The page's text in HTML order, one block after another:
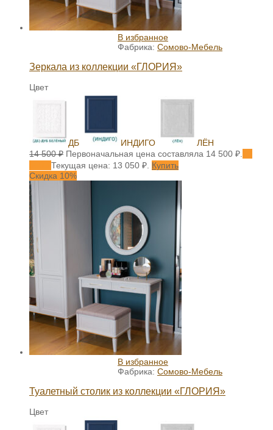
В избранное
Фабрика: Сомово-Мебель
Зеркала из коллекции «ГЛОРИЯ»
Цвет
ДБ ИНДИГО
ЛЁН
14 500₽ Первоначальная цена составляла 14 500 ₽.
Текущая цена: 13 050 ₽. Купить
Скидка 10%
В избранное
Фабрика: Сомово-Мебель
Туалетный столик из коллекции «ГЛОРИЯ»
Цвет